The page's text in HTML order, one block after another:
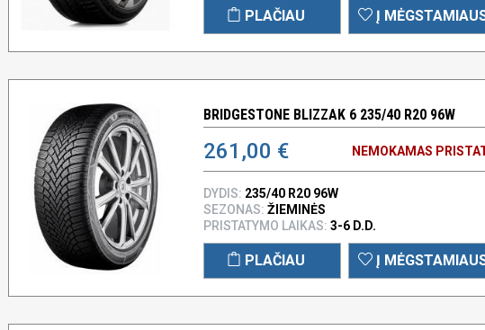
PLAČIAU Į
BRIDGESTONE BLIZZAK 6 235/40 R20 96W
261,00 € NEMOKAMAS
DYDIS: 235/40 R20 96W
SEZONAS: ŽIEMINĖS
PRISTATYMO LAIKAS: 3-6 D.D.
PLAČIAU Į